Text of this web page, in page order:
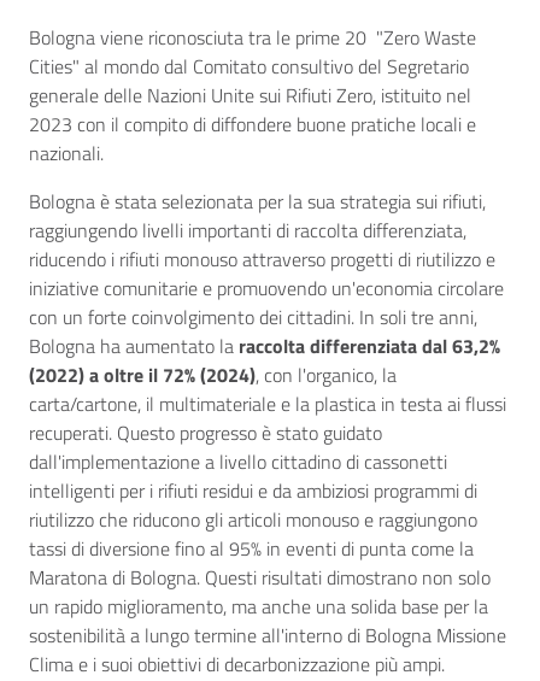
Descrizione
Bologna viene riconosciuta tra le prime 20 "Zero Waste
Cities" al mondo dal Comitato consultivo del Segretario
generale delle Nazioni Unite sui Rifiuti Zero, istituito nel
2023 con il compito di diffondere buone pratiche locali e
nazionali.
Bologna è stata selezionata per la sua strategia sui rifiuti,
raggiungendo livelli importanti di raccolta differenziata,
riducendo i rifiuti monouso attraverso progetti di riutilizzo e
iniziative comunitarie e promuovendo un'economia circolare
con un forte coinvolgimento dei cittadini. In soli tre anni,
Bologna ha aumentato la raccolta differenziata dal 63,2%
(2022) a oltre il 72% (2024), con l'organico, la
carta/cartone, il multimateriale e la plastica in testa ai flussi
recuperati. Questo progresso è stato guidato
dall'implementazione a livello cittadino di cassonetti
intelligenti per i rifiuti residui e da ambiziosi programmi di
riutilizzo che riducono gli articoli monouso e raggiungono
tassi di diversione fino al 95% in eventi di punta come la
Maratona di Bologna. Questi risultati dimostrano non solo
un rapido miglioramento, ma anche una solida base per la
sostenibilità a lungo termine all'interno di Bologna Missione
Clima e i suoi obiettivi di decarbonizzazione più ampi.